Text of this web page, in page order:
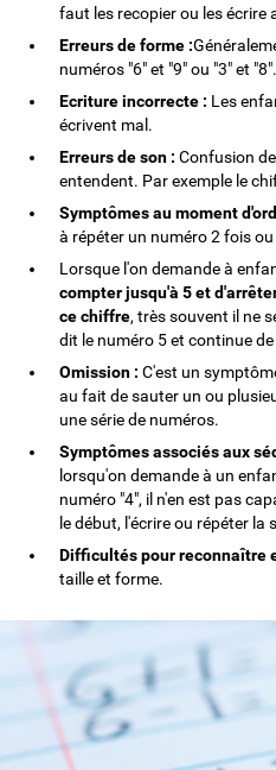
faut les recopier ou les écrire
Erreurs de forme :
numéros "6" et "9" ou "3" et "8".
Ecriture incorrecte : Les
écrivent mal.
Erreurs de son : Confusion
entendent. Par exemple le
Symptômes au moment
à répéter un numéro 2 fois
Lorsque l'on demande à
compter jusqu'à 5 et
ce chiffre, très souvent il ne
dit le numéro 5 et continue
Omission : C'est un
au fait de sauter un ou
une série de numéros.
Symptômes associés aux
lorsqu'on demande à un
numéro "4", il n'en est pas
le début, l'écrire ou répéter la
Difficultés pour reconnaître
taille et forme.